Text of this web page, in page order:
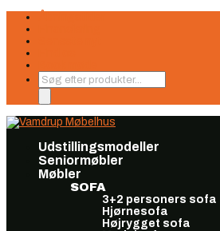
Products
search
Udstillingsmodeller
Seniormøbler
Møbler
SOFA
3+2 personers sofa
Hjørnesofa
Højrygget sofa